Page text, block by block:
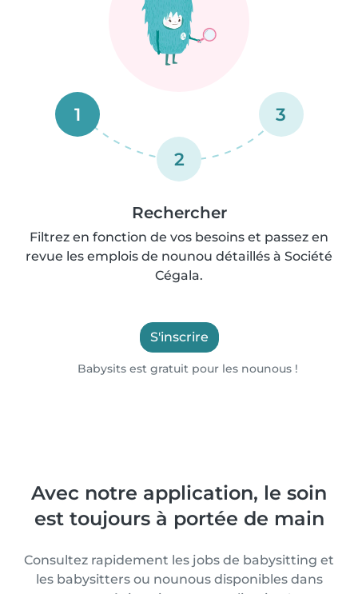
1
2
3
Rechercher
Filtrez en fonction de vos besoins et passez en
revue les emplois de nounou détaillés à Société
Cégala.
S'inscrire
Babysits est gratuit pour les nounous !
Avec notre application, le soin
est toujours à portée de main
Consultez rapidement les jobs de babysitting et
les babysitters ou nounous disponibles dans